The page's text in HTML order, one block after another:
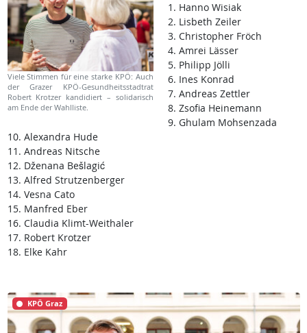
Viele Stimmen für eine starke KPÖ: Auch
der Grazer KPÖ-Gesundheitsstadtrat
Robert Krotzer kandidiert – solidarisch
am Ende der Wahlliste.
1. Hanno Wisiak
2. Lisbeth Zeiler
3. Christopher Fröch
4. Amrei Lässer
5. Philipp Jölli
6. Ines Konrad
7. Andreas Zettler
8. Zsofia Heinemann
9. Ghulam Mohsenzada
10. Alexandra Hude
11. Andreas Nitsche
12. Dženana Bešlagić
13. Alfred Strutzenberger
14. Vesna Cato
15. Manfred Eber
16. Claudia Klimt-Weithaler
17. Robert Krotzer
18. Elke Kahr
KPÖ Graz